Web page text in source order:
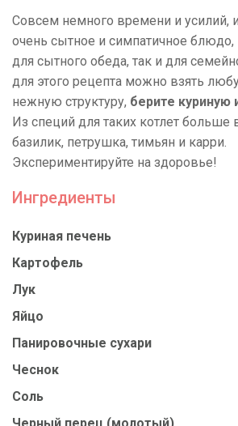
Совсем немного времени и усилий,
очень сытное и симпатичное
для сытного обеда, так и для
для этого рецепта можно взять
нежную структуру, берите
Из специй для таких котлет больше
базилик, петрушка, тимьян и карри.
Экспериментируйте на здоровье!
Ингредиенты
Куриная печень
Картофель
Лук
Яйцо
Панировочные сухари
Чеснок
Соль